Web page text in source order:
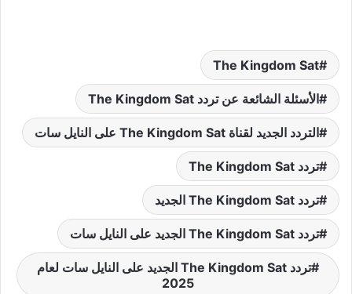
The Kingdom Sat
الأسئلة الشائعة عن تردد The Kingdom Sat
التردد الجديد لقناة The Kingdom Sat على النايل سات
تردد The Kingdom Sat
تردد The Kingdom Sat الجديد
تردد The Kingdom Sat الجديد على النايل سات
تردد The Kingdom Sat الجديد على النايل سات لعام
2025